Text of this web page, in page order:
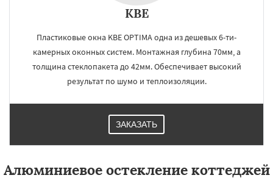
KBE
Пластиковые окна KBE OPTIMA одна из дешевых 6-ти-
камерных оконных систем. Монтажная глубина 70мм, а
толщина стеклопакета до 42мм. Обеспечивает высокий
результат по шумо и теплоизоляции.
ЗАКАЗАТЬ
Алюминиевое остекление коттеджей